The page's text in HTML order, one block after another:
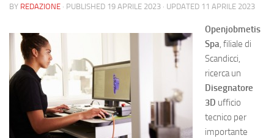
BY REDAZIONE · PUBLISHED 19 APRILE 2023 · UPDATED 11 APRILE 2023
Openjobmetis
Spa, filiale di
Scandicci,
ricerca un
Disegnatore
3D ufficio
tecnico per
importante